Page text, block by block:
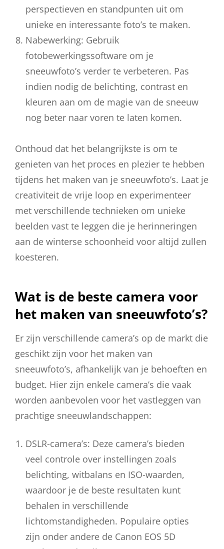
perspectieven en standpunten uit om
unieke en interessante foto’s te maken.
Nabewerking: Gebruik
fotobewerkingssoftware om je
sneeuwfoto’s verder te verbeteren. Pas
indien nodig de belichting, contrast en
kleuren aan om de magie van de sneeuw
nog beter naar voren te laten komen.
Onthoud dat het belangrijkste is om te
genieten van het proces en plezier te hebben
tijdens het maken van je sneeuwfoto’s. Laat je
creativiteit de vrije loop en experimenteer
met verschillende technieken om unieke
beelden vast te leggen die je herinneringen
aan de winterse schoonheid voor altijd zullen
koesteren.
Wat is de beste camera voor
het maken van sneeuwfoto’s?
Er zijn verschillende camera’s op de markt die
geschikt zijn voor het maken van
sneeuwfoto’s, afhankelijk van je behoeften en
budget. Hier zijn enkele camera’s die vaak
worden aanbevolen voor het vastleggen van
prachtige sneeuwlandschappen:
DSLR-camera’s: Deze camera’s bieden
veel controle over instellingen zoals
belichting, witbalans en ISO-waarden,
waardoor je de beste resultaten kunt
behalen in verschillende
lichtomstandigheden. Populaire opties
zijn onder andere de Canon EOS 5D